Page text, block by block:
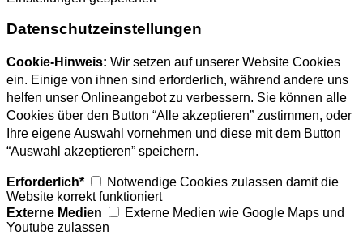
Datenschutzeinstellungen
Cookie-Hinweis: Wir setzen auf unserer Website Cookies
ein. Einige von ihnen sind erforderlich, während andere uns
helfen unser Onlineangebot zu verbessern. Sie können alle
Cookies über den Button “Alle akzeptieren” zustimmen, oder
Ihre eigene Auswahl vornehmen und diese mit dem Button
“Auswahl akzeptieren” speichern.
Erforderlich*
Notwendige Cookies zulassen damit die
Website korrekt funktioniert
Externe Medien
Externe Medien wie Google Maps und
Youtube zulassen